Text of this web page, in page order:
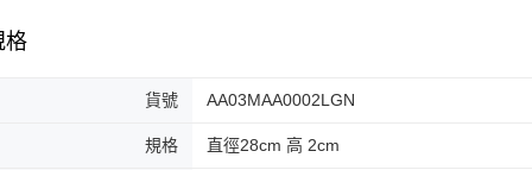
格
貨號 AA03MAA0002LGN
規格 直徑28cm 高 2cm